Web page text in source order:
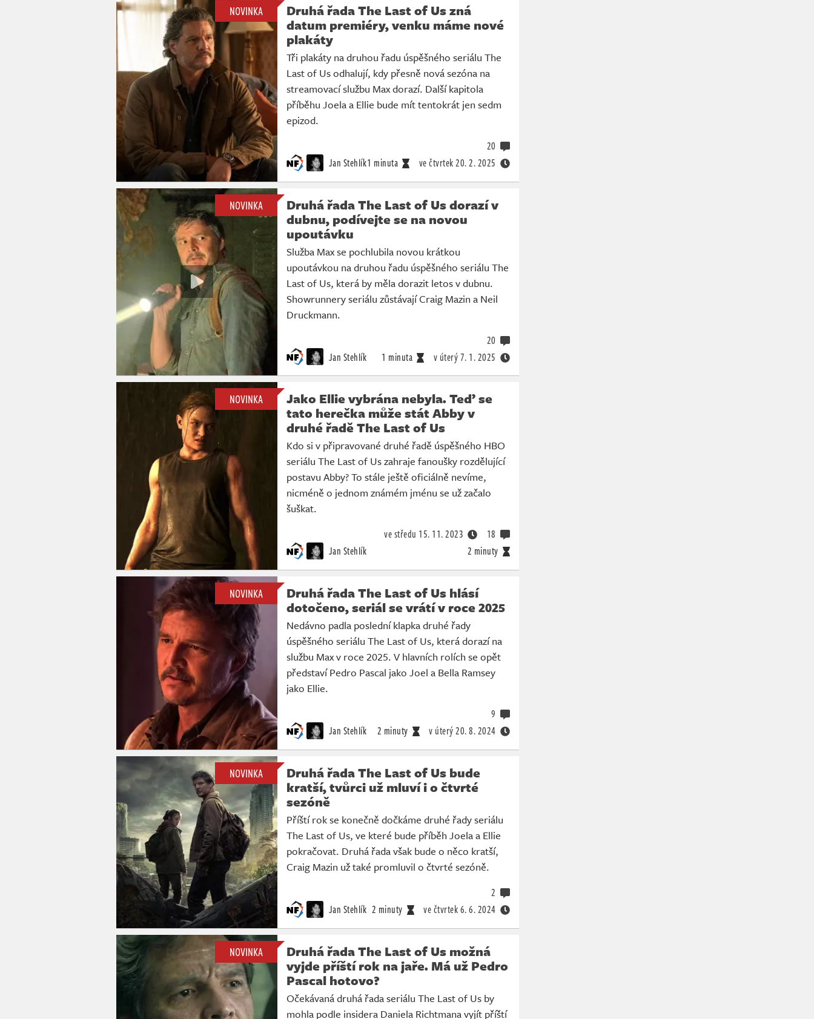
NOVINKA
Druhá řada The Last of Us zná
datum premiéry, venku máme nové
plakáty
Tři plakáty na druhou řadu úspěšného seriálu The
Last of Us odhalují, kdy přesně nová sezóna na
streamovací službu Max dorazí. Další kapitola
příběhu Joela a Ellie bude mít tentokrát jen sedm
epizod.
Jan Stehlík1 minuta ve čtvrtek20. 2. 2025
20
NOVINKA
Druhá řada The Last of Us dorazí v
dubnu, podívejte se na novou
upoutávku
Služba Max se pochlubila novou krátkou
upoutávkou na druhou řadu úspěšného seriálu The
Last of Us, která by měla dorazit letos v dubnu.
Showrunnery seriálu zůstávají Craig Mazin a Neil
Druckmann.
Jan Stehlík 1 minuta v úterý7. 1. 2025
20
NOVINKA
Jako Ellie vybrána nebyla. Teď se
tato herečka může stát Abby v
druhé řadě The Last of Us
Kdo si v připravované druhé řadě úspěšného HBO
seriálu The Last of Us zahraje fanoušky rozdělující
postavu Abby? To stále ještě oficiálně nevíme,
nicméně o jednom známém jménu se už začalo
šuškat.
Jan Stehlík 2 minuty
ve středu 15. 11. 2023 18
NOVINKA
Druhá řada The Last of Us hlásí
dotočeno, seriál se vrátí v roce 2025
Nedávno padla poslední klapka druhé řady
úspěšného seriálu The Last of Us, která dorazí na
službu Max v roce 2025. V hlavních rolích se opět
představí Pedro Pascal jako Joel a Bella Ramsey
jako Ellie.
Jan Stehlík 2 minuty v úterý20. 8. 2024
9
NOVINKA
Druhá řada The Last of Us bude
kratší, tvůrci už mluví i o čtvrté
sezóně
Příští rok se konečně dočkáme druhé řady seriálu
The Last of Us, ve které bude příběh Joela a Ellie
pokračovat. Druhá řada však bude o něco kratší,
Craig Mazin už také promluvil o čtvrté sezóně.
Jan Stehlík 2 minuty ve čtvrtek6. 6. 2024
2
NOVINKA
Druhá řada The Last of Us možná
vyjde příští rok na jaře. Má už Pedro
Pascal hotovo?
Očekávaná druhá řada seriálu The Last of Us by
mohla podle insidera Daniela Richtmana vyjít příští